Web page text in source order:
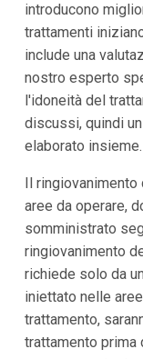
introducono
trattamenti
include una
nostro esperto
l'idoneità del
discussi, quindi
elaborato insieme.
Il
aree da operare,
somministrato
ringiovanimento
richiede solo da
iniettato nelle
trattamento,
trattamento prima